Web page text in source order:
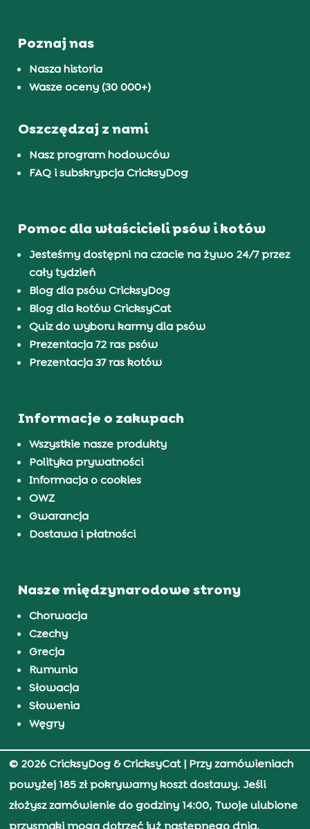
Poznaj nas
Nasza historia
Wasze oceny (30 000+)
Oszczędzaj z nami
Nasz program hodowców
FAQ i subskrypcja CricksyDog
Pomoc dla właścicieli psów i kotów
Jesteśmy dostępni na czacie na żywo 24/7 przez
cały tydzień
Blog dla psów CricksyDog
Blog dla kotów CricksyCat
Quiz do wyboru karmy dla psów
Prezentacja 72 ras psów
Prezentacja 37 ras kotów
Informacje o zakupach
Wszystkie nasze produkty
Polityka prywatności
Informacja o cookies
OWZ
Gwarancja
Dostawa i płatności
Nasze międzynarodowe strony
Chorwacja
Czechy
Grecja
Rumunia
Słowacja
Słowenia
Węgry
© 2026 CricksyDog & CricksyCat| Przy zamówieniach
powyżej 185 zł pokrywamy koszt dostawy. Jeśli
złożysz zamówienie do godziny 14:00, Twoje ulubione
przysmaki mogą dotrzeć już następnego dnia.